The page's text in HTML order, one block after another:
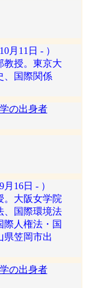
月11日 - ）
教授。東京大
、国際関係
の出身者
16日 - ）
。大阪女学院
、国際環境法
際人権法・国
県笠岡市出
の出身者